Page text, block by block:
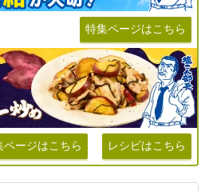
特集ページはこちら
ページはこちら レシピはこちら